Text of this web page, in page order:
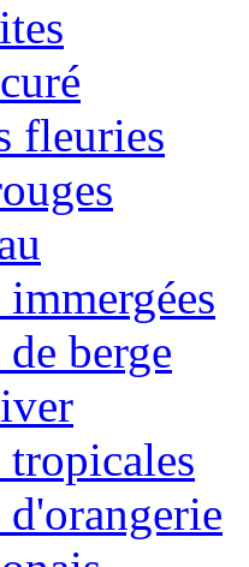
fleuries
berge
tropicales
d'orangerie